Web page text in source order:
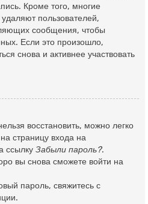
Кроме того, многие
пользователей,
сообщения, чтобы
Если это произошло,
снова и активнее участвовать
восстановить, можно легко
страницу входа на
ссылку Забыли пароль?.
вы снова сможете войти на
пароль, свяжитесь с